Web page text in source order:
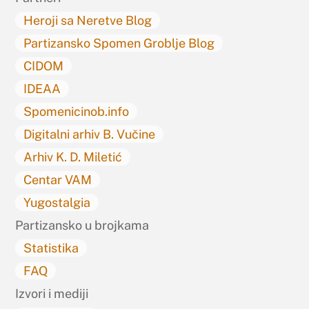
Heroji sa Neretve Blog
Partizansko Spomen Groblje Blog
CIDOM
IDEAA
Spomenicinob.info
Digitalni arhiv B. Vučine
Arhiv K. D. Miletić
Centar VAM
Yugostalgia
Partizansko u brojkama
Statistika
FAQ
Izvori i mediji